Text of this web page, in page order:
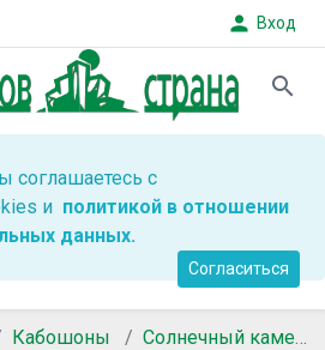
person Вход
search
соглашаетесь с
и политикой в отношении
данных.
Согласиться
Кабошоны Солнечный камень